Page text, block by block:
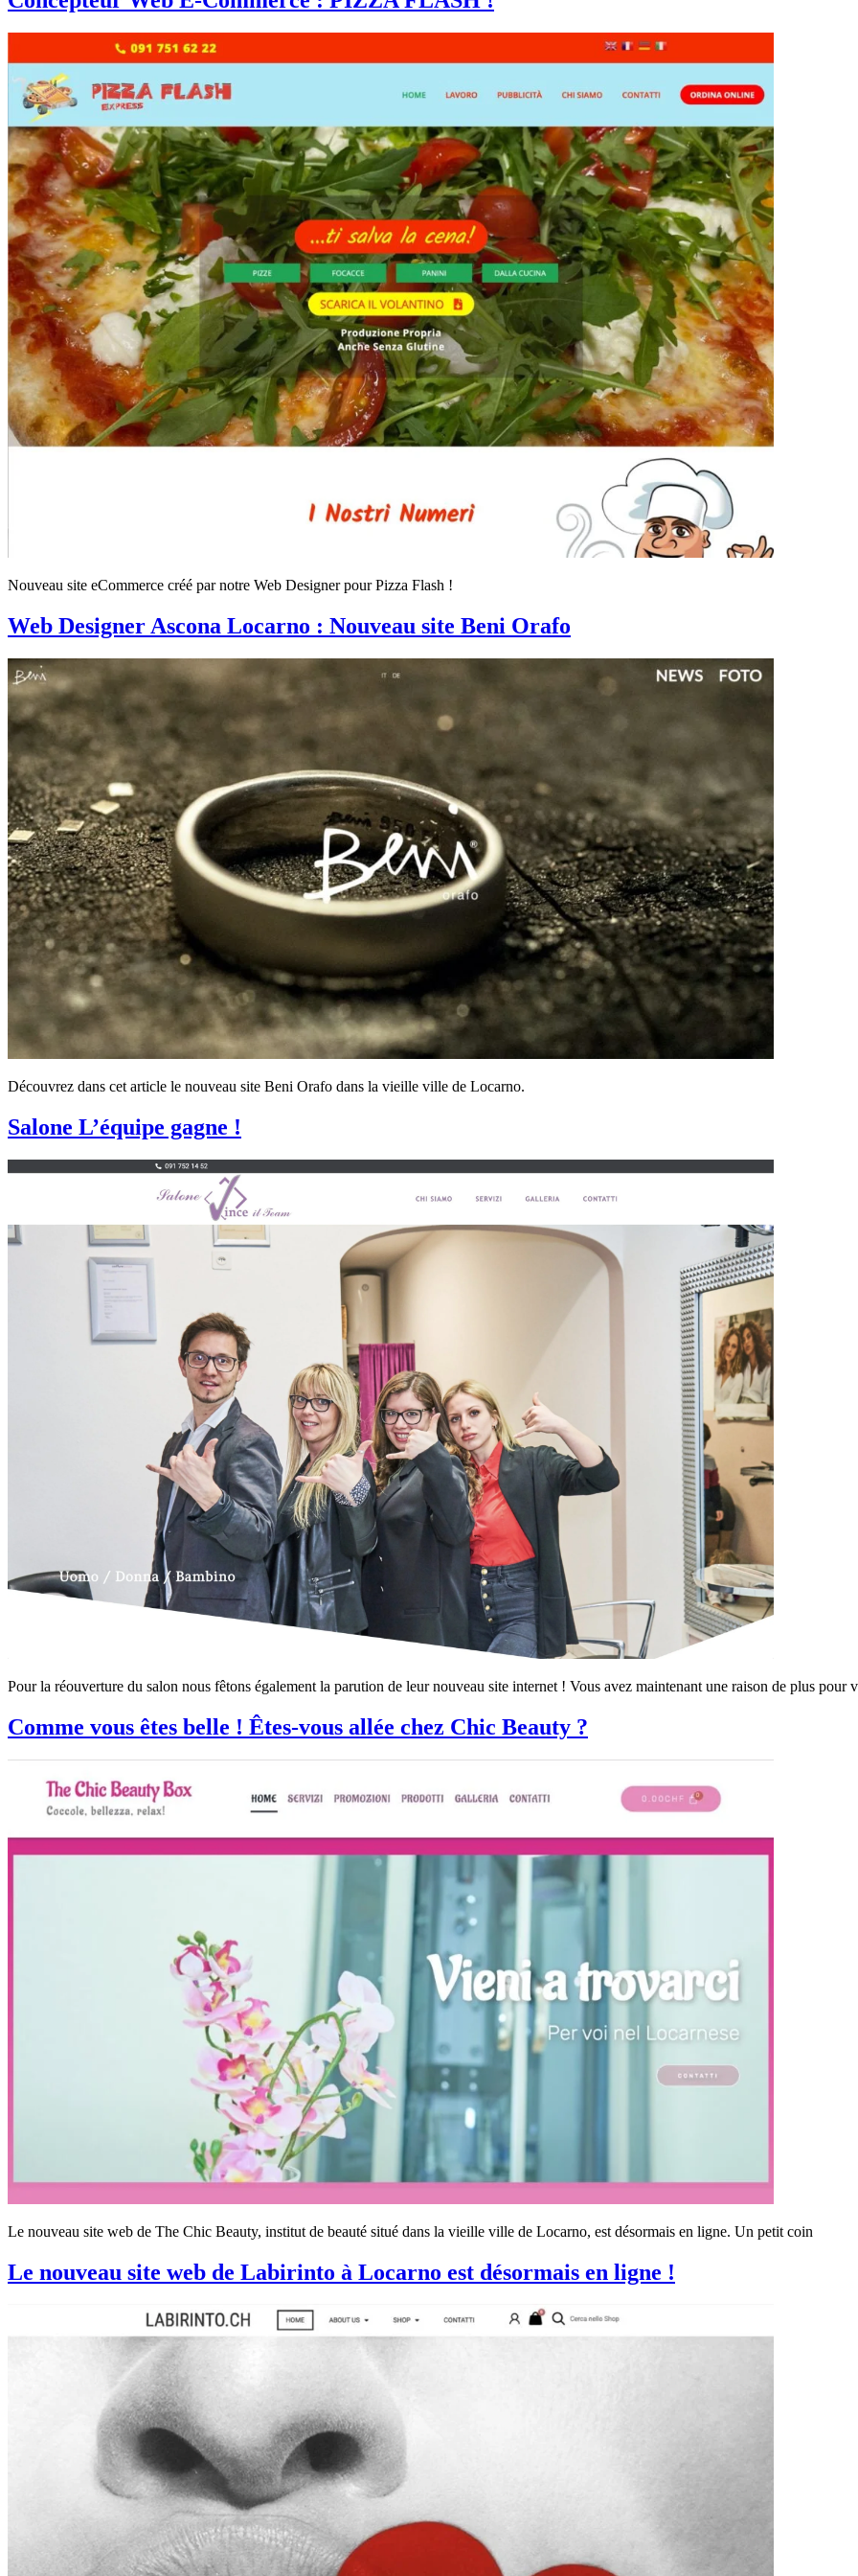
Nouveau site eCommerce créé par notre Web Designer pour Pizza Flash !
Web Designer Ascona Locarno : Nouveau site Beni Orafo
Découvrez dans cet article le nouveau site Beni Orafo dans la vieille ville de Locarno.
Salone L’équipe gagne !
Pour la réouverture du salon nous fêtons également la parution de leur nouveau site internet ! Vous avez maintenant une raison de plus pour
Comme vous êtes belle ! Êtes-vous allée chez Chic Beauty ?
Le nouveau site web de The Chic Beauty, institut de beauté situé dans la vieille ville de Locarno, est désormais en ligne. Un petit coin
Le nouveau site web de Labirinto à Locarno est désormais en ligne !